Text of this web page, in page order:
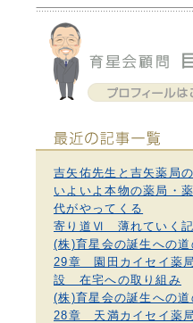
吉矢佑先生と吉矢薬局
いよいよ本物の薬局・
代がやってくる
寄り道Ⅵ 薄れていく
(株)育星会の誕生への
29章 園田カイセイ薬
設 在宅への取り組み
(株)育星会の誕生への
28章 天満カイセイ薬